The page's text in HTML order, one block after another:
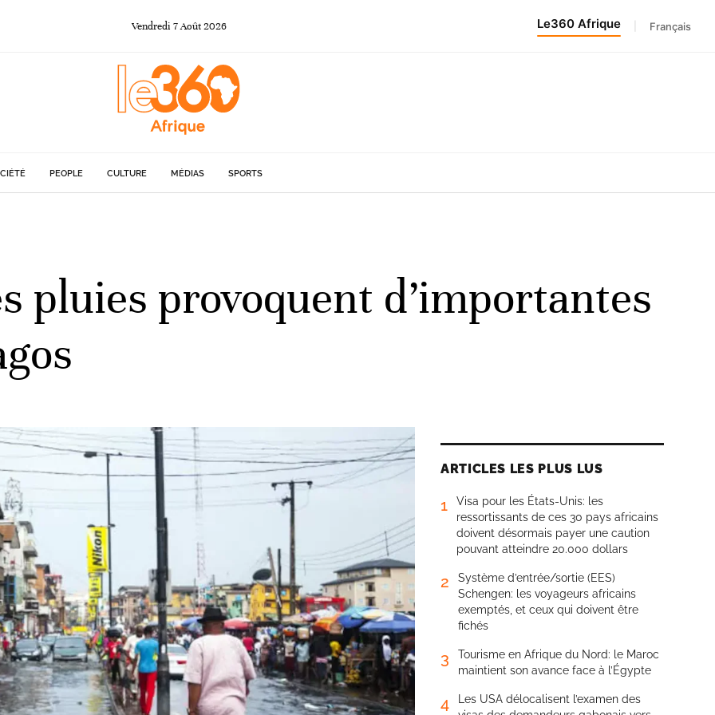
Vendredi 7Août 2026 Le360 Afrique Français
PEOPLE CULTURE MÉDIAS SPORTS
pluies provoquent d’importantes
ARTICLES LES PLUS LUS
1
Visa pour les États-Unis: les
ressortissants de ces 30 pays africains
doivent désormais payer une caution
pouvant atteindre 20.000 dollars
2
Système d’entrée/sortie (EES)
Schengen: les voyageurs africains
exemptés, et ceux qui doivent être
fichés
3
Tourisme en Afrique du Nord: le Maroc
maintient son avance face à l’Égypte
4
Les USA délocalisent l’examen des